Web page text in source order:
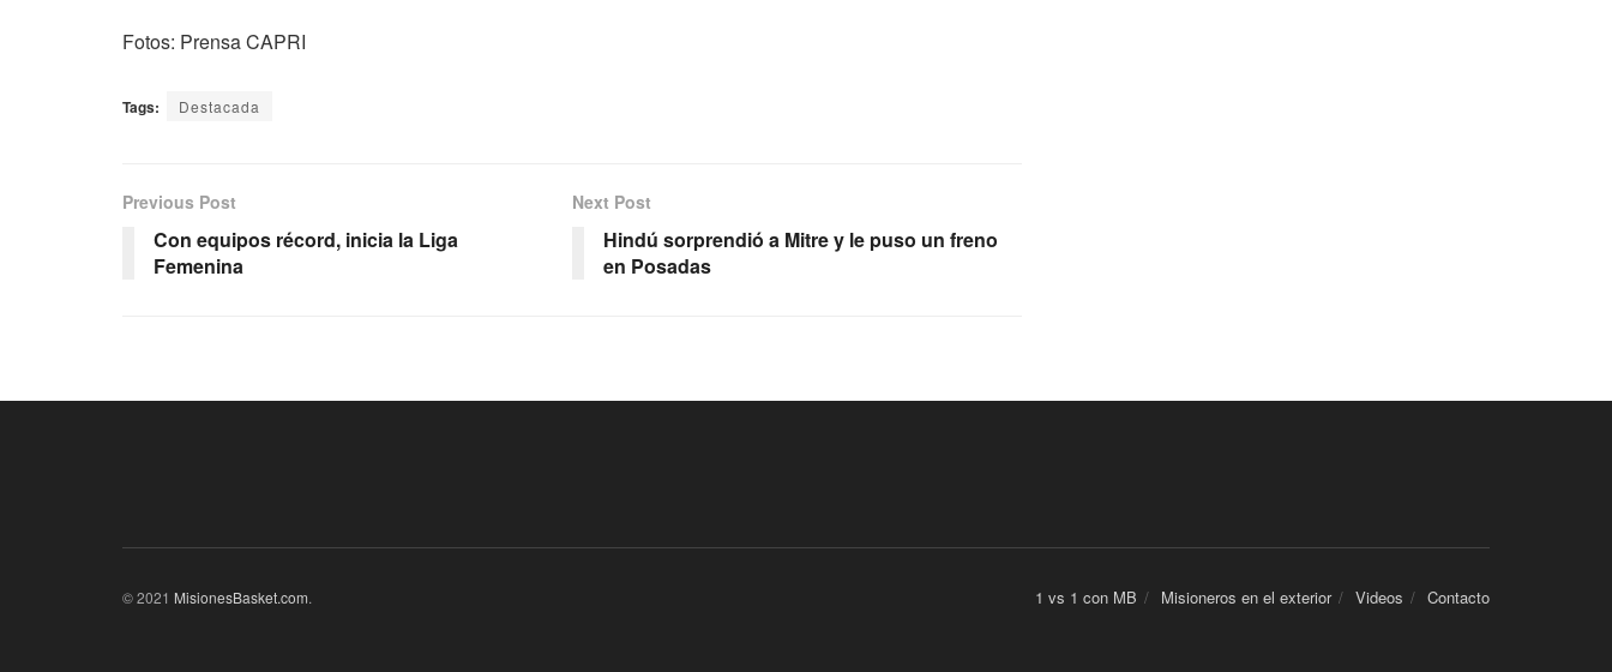
Fotos: Prensa CAPRI
Tags: Destacada
Previous Post
Con equipos récord, inicia la Liga
Femenina
Next Post
Hindú sorprendió a Mitre y le puso un freno
en Posadas
1 vs 1 con MB Misioneros en el exterior Videos Contacto
© 2021 MisionesBasket.com.